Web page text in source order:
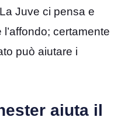
Juve ci pensa e
certamente
può aiutare i
aiuta il